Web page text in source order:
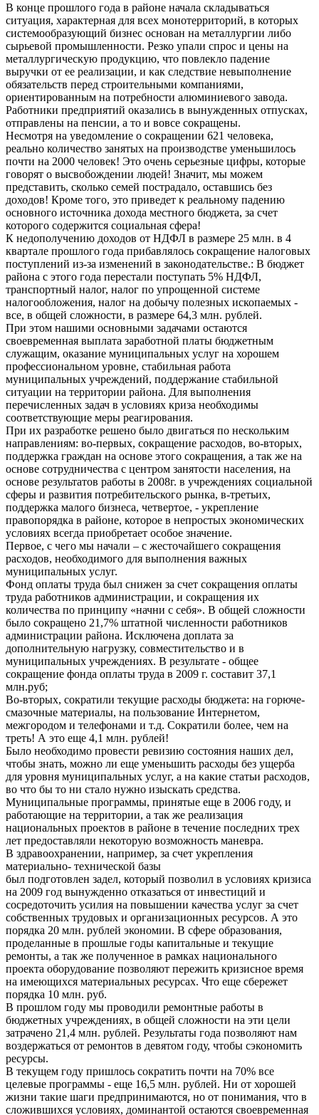
В конце прошлого года в районе начала складываться
ситуация, характерная для всех монотерриторий, в которых
системообразующий бизнес основан на металлургии либо
сырьевой промышленности. Резко упали спрос и цены на
металлургическую продукцию, что повлекло падение
выручки от ее реализации, и как следствие невыполнение
обязательств перед строительными компаниями,
ориентированным на потребности алюминиевого завода.
Работники предприятий оказались в вынужденных отпусках,
отправлены на пенсии, а то и вовсе сокращены.
Несмотря на уведомление о сокращении 621 человека,
реально количество занятых на производстве уменьшилось
почти на 2000 человек! Это очень серьезные цифры, которые
говорят о высвобождении людей! Значит, мы можем
представить, сколько семей пострадало, оставшись без
доходов! Кроме того, это приведет к реальному падению
основного источника дохода местного бюджета, за счет
которого содержится социальная сфера!
К недополучению доходов от НДФЛ в размере 25 млн. в 4
квартале прошлого года прибавлялось сокращение налоговых
поступлений из-за изменений в законодательстве.: В бюджет
района с этого года перестали поступать 5% НДФЛ,
транспортный налог, налог по упрощенной системе
налогообложения, налог на добычу полезных ископаемых -
все, в общей сложности, в размере 64,3 млн. рублей.
При этом нашими основными задачами остаются
своевременная выплата заработной платы бюджетным
служащим, оказание муниципальных услуг на хорошем
профессиональном уровне, стабильная работа
муниципальных учреждений, поддержание стабильной
ситуации на территории района. Для выполнения
перечисленных задач в условиях криза необходимы
соответствующие меры реагирования.
При их разработке решено было двигаться по нескольким
направлениям: во-первых, сокращение расходов, во-вторых,
поддержка граждан на основе этого сокращения, а так же на
основе сотрудничества с центром занятости населения, на
основе результатов работы в 2008г. в учреждениях социальной
сферы и развития потребительского рынка, в-третьих,
поддержка малого бизнеса, четвертое, - укрепление
правопорядка в районе, которое в непростых экономических
условиях всегда приобретает особое значение.
Первое, с чего мы начали – с жесточайшего сокращения
расходов, необходимого для выполнения важных
муниципальных услуг.
Фонд оплаты труда был снижен за счет сокращения оплаты
труда работников администрации, и сокращения их
количества по принципу «начни с себя». В общей сложности
было сокращено 21,7% штатной численности работников
администрации района. Исключена доплата за
дополнительную нагрузку, совместительство и в
муниципальных учреждениях. В результате - общее
сокращение фонда оплаты труда в 2009 г. составит 37,1
млн.руб;
Во-вторых, сократили текущие расходы бюджета: на горюче-
смазочные материалы, на пользование Интернетом,
межгородом и телефонами и т.д. Сократили более, чем на
треть! А это еще 4,1 млн. рублей!
Было необходимо провести ревизию состояния наших дел,
чтобы знать, можно ли еще уменьшить расходы без ущерба
для уровня муниципальных услуг, а на какие статьи расходов,
во что бы то ни стало нужно изыскать средства.
Муниципальные программы, принятые еще в 2006 году, и
работающие на территории, а так же реализация
национальных проектов в районе в течение последних трех
лет предоставляли некоторую возможность маневра.
В здравоохранении, например, за счет укрепления
материально- технической базы
был подготовлен задел, который позволил в условиях кризиса
на 2009 год вынужденно отказаться от инвестиций и
сосредоточить усилия на повышении качества услуг за счет
собственных трудовых и организационных ресурсов. А это
порядка 20 млн. рублей экономии. В сфере образования,
проделанные в прошлые годы капитальные и текущие
ремонты, а так же полученное в рамках национального
проекта оборудование позволяют пережить кризисное время
на имеющихся материальных ресурсах. Что еще сбережет
порядка 10 млн. руб.
В прошлом году мы проводили ремонтные работы в
бюджетных учреждениях, в общей сложности на эти цели
затрачено 21,4 млн. рублей. Результаты года позволяют нам
воздержаться от ремонтов в девятом году, чтобы сэкономить
ресурсы.
В текущем году пришлось сократить почти на 70% все
целевые программы - еще 16,5 млн. рублей. Ни от хорошей
жизни такие шаги предпринимаются, но от понимания, что в
сложившихся условиях, доминантой остаются своевременная